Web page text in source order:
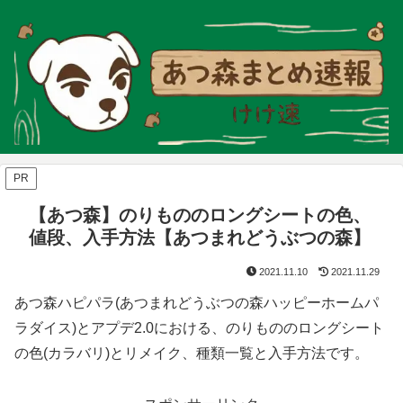
PR
【あつ森】のりもののロングシートの色、
値段、入手方法【あつまれどうぶつの森】
2021.11.10 2021.11.29
あつ森ハピパラ(あつまれどうぶつの森ハッピーホームパ
ラダイス)とアプデ2.0における、のりもののロングシート
の色(カラバリ)とリメイク、種類一覧と入手方法です。